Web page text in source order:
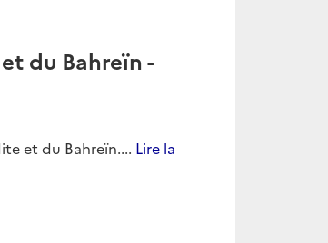
du Bahreïn -
et du Bahreïn.... Lire la